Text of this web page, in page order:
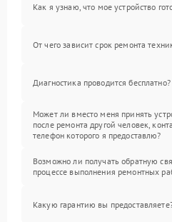
Как я узнаю, что мое устройство
От чего зависит срок ремонта
Диагностика проводится бесплатно?
Может ли вместо меня принять
после ремонта другой человек,
телефон которого я предоставлю?
Возможно ли получать обратную
процессе выполнения ремонтных
Какую гарантию вы